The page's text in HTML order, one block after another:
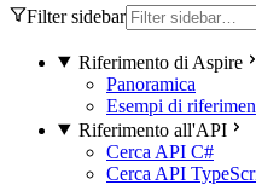
Filter sidebar
Riferimento di Aspire
Panoramica
Esempi di
Riferimento all'API
Cerca API C#
Cerca API